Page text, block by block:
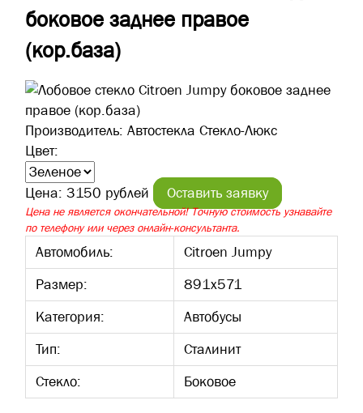
боковое заднее правое
(кор.база)
Производитель: Автостекла Стекло-Люкс
Цвет:
Цена: 3150 рублей Оставить заявку
Цена не является окончательной! Точную стоимость узнавайте
по телефону или через онлайн-консультанта.
Автомобиль:
Citroen Jumpy
Размер:
891х571
Категория:
Автобусы
Тип:
Сталинит
Стекло:
Боковое